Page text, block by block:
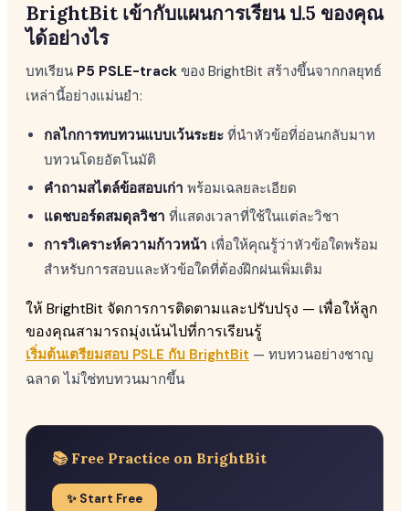
BrightBit เข้ากับแผนการเรียน ป.5 ของคุณ
ได้อย่างไร
บทเรียน P5 PSLE-track ของ BrightBit สร้างขึ้นจากกลยุทธ์
เหล่านี้อย่างแม่นยำ:
กลไกการทบทวนแบบเว้นระยะ ที่นำหัวข้อที่อ่อนกลับมาท
บทวนโดยอัตโนมัติ
คำถามสไตล์ข้อสอบเก่า พร้อมเฉลยละเอียด
แดชบอร์ดสมดุลวิชา ที่แสดงเวลาที่ใช้ในแต่ละวิชา
การวิเคราะห์ความก้าวหน้า เพื่อให้คุณรู้ว่าหัวข้อใดพร้อม
สำหรับการสอบและหัวข้อใดที่ต้องฝึกฝนเพิ่มเติม
ให้ BrightBit จัดการการติดตามและปรับปรุง — เพื่อให้ลูก
ของคุณสามารถมุ่งเน้นไปที่การเรียนรู้
เริ่มต้นเตรียมสอบ PSLE กับ BrightBit — ทบทวนอย่างชาญ
ฉลาด ไม่ใช่ทบทวนมากขึ้น
📚 Free Practice on BrightBit
✨ Start Free